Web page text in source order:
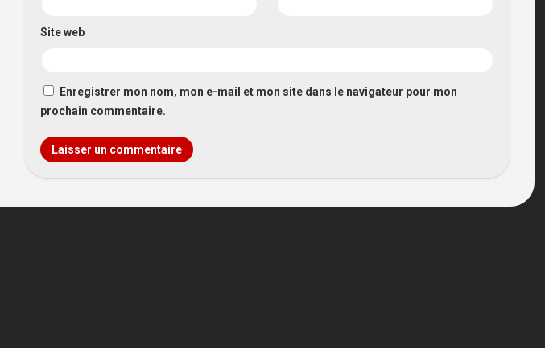
Site web
Enregistrer mon nom, mon e-mail et mon site dans le navigateur pour mon
prochain commentaire.